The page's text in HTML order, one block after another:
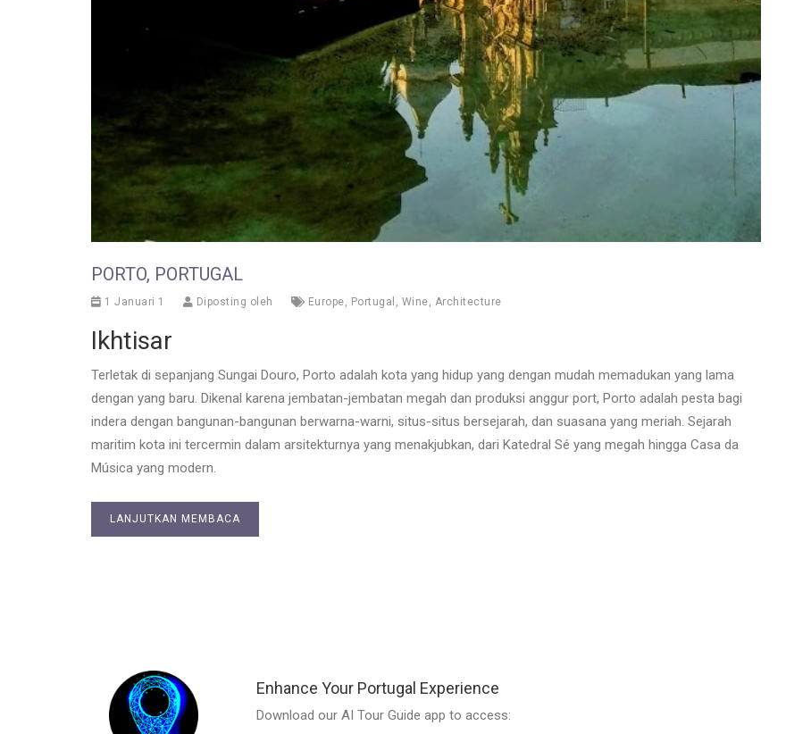
PORTO, PORTUGAL
1 Januari 1 Diposting oleh Europe Portugal Wine Architecture
Ikhtisar
Terletak di sepanjang Sungai Douro, Porto adalah kota yang hidup yang dengan mudah memadukan yang lama
dengan yang baru. Dikenal karena jembatan-jembatan megah dan produksi anggur port, Porto adalah pesta bagi
indera dengan bangunan-bangunan berwarna-warni, situs-situs bersejarah, dan suasana yang meriah. Sejarah
maritim kota ini tercermin dalam arsitekturnya yang menakjubkan, dari Katedral Sé yang megah hingga Casa da
Música yang modern.
LANJUTKAN MEMBACA
Enhance Your Portugal Experience
Download our AI Tour Guide app to access: